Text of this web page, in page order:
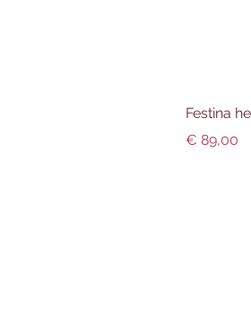
Festina
Preis
€ 89,00